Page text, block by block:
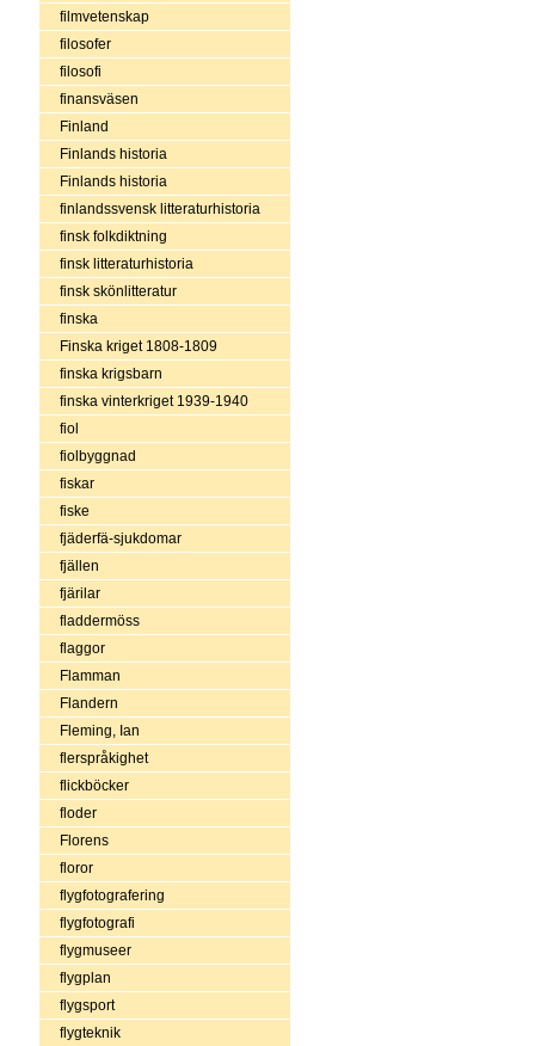
filmvetenskap
filosofer
filosofi
finansväsen
Finland
Finlands historia
Finlands historia
finlandssvensk litteraturhistoria
finsk folkdiktning
finsk litteraturhistoria
finsk skönlitteratur
finska
Finska kriget 1808-1809
finska krigsbarn
finska vinterkriget 1939-1940
fiol
fiolbyggnad
fiskar
fiske
fjäderfä-sjukdomar
fjällen
fjärilar
fladdermöss
flaggor
Flamman
Flandern
Fleming, Ian
flerspråkighet
flickböcker
floder
Florens
floror
flygfotografering
flygfotografi
flygmuseer
flygplan
flygsport
flygteknik